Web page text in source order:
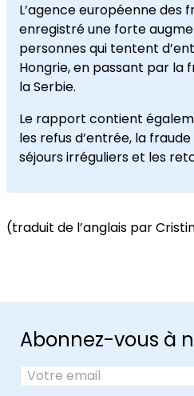
L’agenceeuropéenne des
enregistré une forte
personnesqui tentent
Hongrie,en passant par la
la Serbie.
Le rapport contient
les refusd’entrée, la
séjoursirrégulierset les
(traduit de l’anglais par
Abonnez-vous à